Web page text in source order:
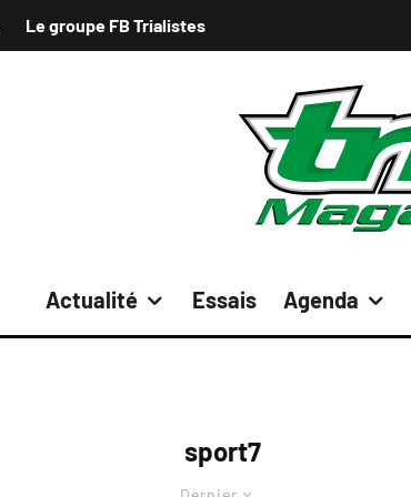
Le groupe FB Trialistes
Actualité Essais Agenda
sport7